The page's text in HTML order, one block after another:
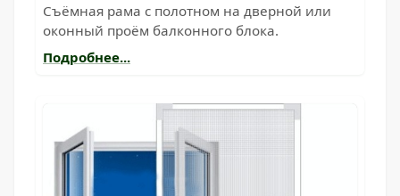
Съёмная рама с полотном на дверной или
оконный проём балконного блока.
Подробнее...